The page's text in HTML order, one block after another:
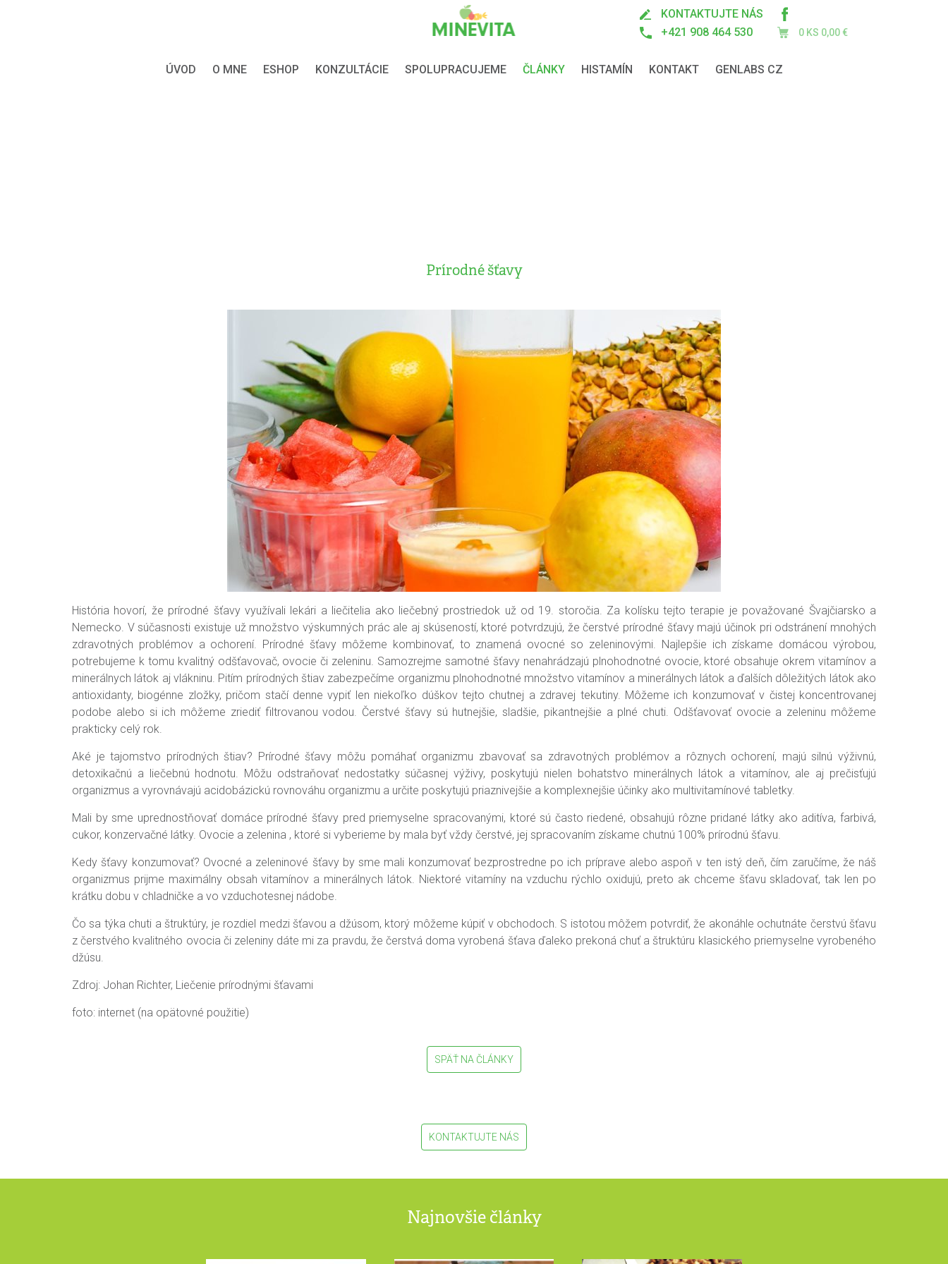
KONTAKTUJTE NÁS
+421 908 464 530
0 KS 0,00 €
ÚVOD O MNE ESHOP KONZULTÁCIE SPOLUPRACUJEME ČLÁNKY HISTAMÍN KONTAKT GENLABS CZ
Prírodné šťavy
História hovorí, že prírodné šťavy využívali lekári a liečitelia ako liečebný prostriedok už od 19. storočia. Za kolísku tejto terapie je považované Švajčiarsko a
Nemecko. V súčasnosti existuje už množstvo výskumných prác ale aj skúseností, ktoré potvrdzujú, že čerstvé prírodné šťavy majú účinok pri odstránení mnohých
zdravotných problémov a ochorení. Prírodné šťavy môžeme kombinovať, to znamená ovocné so zeleninovými. Najlepšie ich získame domácou výrobou,
potrebujeme k tomu kvalitný odšťavovač, ovocie či zeleninu. Samozrejme samotné šťavy nenahrádzajú plnohodnotné ovocie, ktoré obsahuje okrem vitamínov a
minerálnych látok aj vlákninu. Pitím prírodných štiav zabezpečíme organizmu plnohodnotné množstvo vitamínov a minerálnych látok a ďalších dôležitých látok ako
antioxidanty, biogénne zložky, pričom stačí denne vypiť len niekoľko dúškov tejto chutnej a zdravej tekutiny. Môžeme ich konzumovať v čistej koncentrovanej
podobe alebo si ich môžeme zriediť filtrovanou vodou. Čerstvé šťavy sú hutnejšie, sladšie, pikantnejšie a plné chuti. Odšťavovať ovocie a zeleninu môžeme
prakticky celý rok.
Aké je tajomstvo prírodných štiav? Prírodné šťavy môžu pomáhať organizmu zbavovať sa zdravotných problémov a rôznych ochorení, majú silnú výživnú,
detoxikačnú a liečebnú hodnotu. Môžu odstraňovať nedostatky súčasnej výživy, poskytujú nielen bohatstvo minerálnych látok a vitamínov, ale aj prečisťujú
organizmus a vyrovnávajú acidobázickú rovnováhu organizmu a určite poskytujú priaznivejšie a komplexnejšie účinky ako multivitamínové tabletky.
Mali by sme uprednostňovať domáce prírodné šťavy pred priemyselne spracovanými, ktoré sú často riedené, obsahujú rôzne pridané látky ako aditíva, farbivá,
cukor, konzervačné látky. Ovocie a zelenina , ktoré si vyberieme by mala byť vždy čerstvé, jej spracovaním získame chutnú 100% prírodnú šťavu.
Kedy šťavy konzumovať? Ovocné a zeleninové šťavy by sme mali konzumovať bezprostredne po ich príprave alebo aspoň v ten istý deň, čím zaručíme, že náš
organizmus prijme maximálny obsah vitamínov a minerálnych látok. Niektoré vitamíny na vzduchu rýchlo oxidujú, preto ak chceme šťavu skladovať, tak len po
krátku dobu v chladničke a vo vzduchotesnej nádobe.
Čo sa týka chuti a štruktúry, je rozdiel medzi šťavou a džúsom, ktorý môžeme kúpiť v obchodoch. S istotou môžem potvrdiť, že akonáhle ochutnáte čerstvú šťavu
z čerstvého kvalitného ovocia či zeleniny dáte mi za pravdu, že čerstvá doma vyrobená šťava ďaleko prekoná chuť a štruktúru klasického priemyselne vyrobeného
džúsu.
Zdroj: Johan Richter, Liečenie prírodnými šťavami
foto: internet (na opätovné použitie)
SPÄŤ NA ČLÁNKY
KONTAKTUJTE NÁS
Najnovšie články